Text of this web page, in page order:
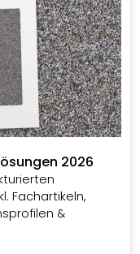
2026
Fachartikeln,
&